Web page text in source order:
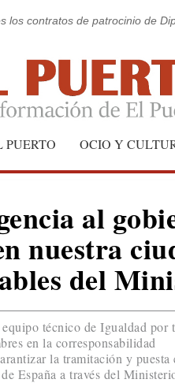
los contratos de patrocinio de
PUERTO OCIO Y
al
nuestra
del
técnico de Igualdad por
en la corresponsabilidad
la tramitación y puesta
España a través del